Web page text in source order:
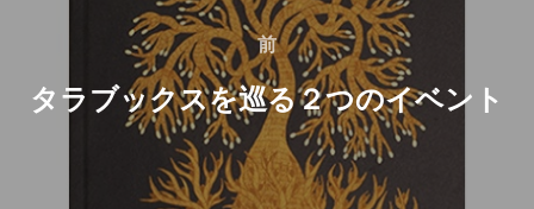
ナ
前
前
タラブックスを巡る２つのイベント